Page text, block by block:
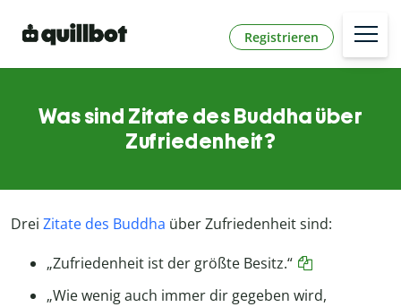
Registrieren
Was sind Zitate des Buddha über
Zufriedenheit?
Drei Zitate des Buddha über Zufriedenheit sind:
„Zufriedenheit ist der größte Besitz.“
„Wie wenig auch immer dir gegeben wird,